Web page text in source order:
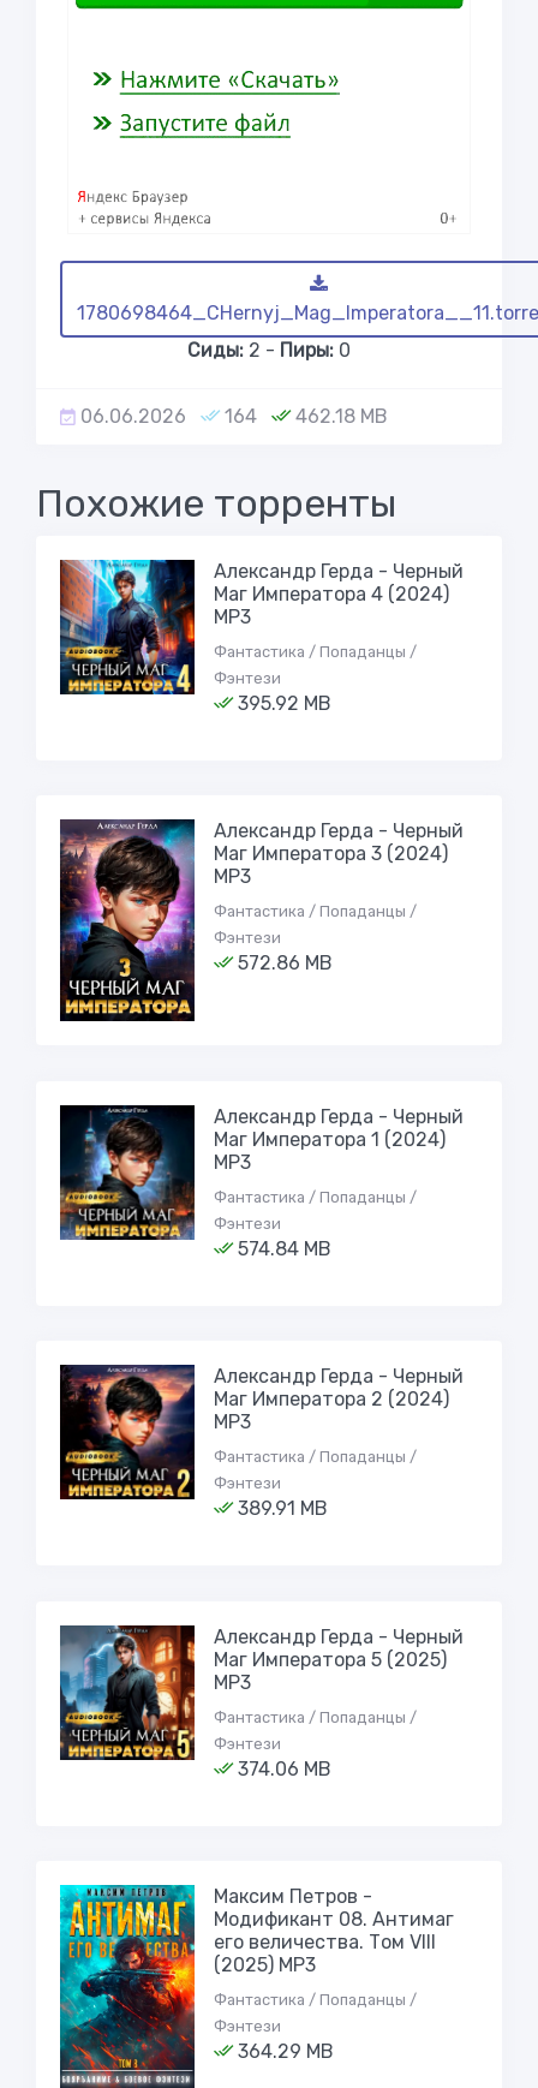
Сиды: 2 - Пиры: 0
06.06.2026 164 462.18 MB
Похожие торренты
Александр Герда - Черный
Маг Императора 4 (2024)
МР3
Фантастика / Попаданцы /
Фэнтези
395.92 MB
Александр Герда - Черный
Маг Императора 3 (2024)
МР3
Фантастика / Попаданцы /
Фэнтези
572.86 MB
Александр Герда - Черный
Маг Императора 1 (2024)
МР3
Фантастика / Попаданцы /
Фэнтези
574.84 MB
Александр Герда - Черный
Маг Императора 2 (2024)
МР3
Фантастика / Попаданцы /
Фэнтези
389.91 MB
Александр Герда - Черный
Маг Императора 5 (2025)
МР3
Фантастика / Попаданцы /
Фэнтези
374.06 MB
Максим Петров -
Модификант 08. Антимаг
его величества. Том VIII
(2025) МР3
Фантастика / Попаданцы /
Фэнтези
364.29 MB